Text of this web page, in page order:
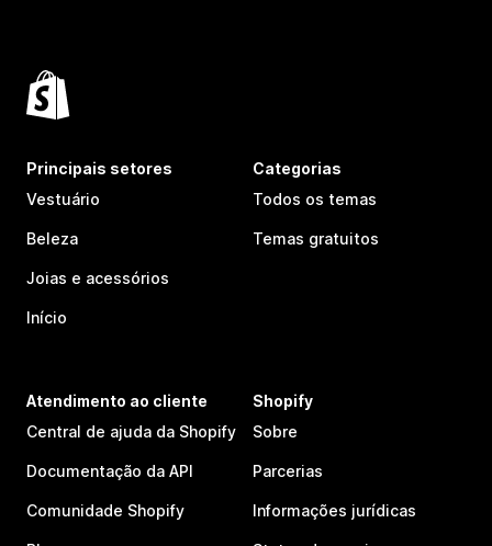
Principais setores
Vestuário
Beleza
Joias e acessórios
Início
Categorias
Todos os temas
Temas gratuitos
Atendimento ao cliente
Central de ajuda da Shopify
Documentação da API
Comunidade Shopify
Shopify
Sobre
Parcerias
Informações jurídicas